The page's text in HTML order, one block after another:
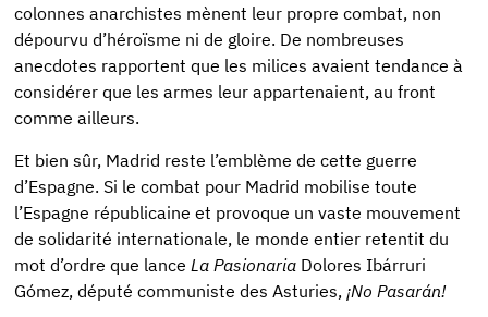
colonnes anarchistes mènent leur propre combat, non
dépourvu d’héroïsme ni de gloire. De nombreuses
anecdotes rapportent que les milices avaient tendance à
considérer que les armes leur appartenaient, au front
comme ailleurs.
Et bien sûr, Madrid reste l’emblème de cette guerre
d’Espagne. Si le combat pour Madrid mobilise toute
l’Espagne républicaine et provoque un vaste mouvement
de solidarité internationale, le monde entier retentit du
mot d’ordre que lance La Pasionaria Dolores Ibárruri
Gómez, député communiste des Asturies, ¡No Pasarán!